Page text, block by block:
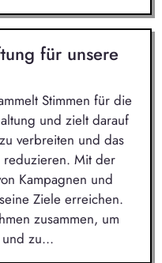
für unsere
Stimmen für die
und zielt darauf
verbreiten und das
reduzieren. Mit der
Kampagnen und
Ziele erreichen.
zusammen, um
zu...